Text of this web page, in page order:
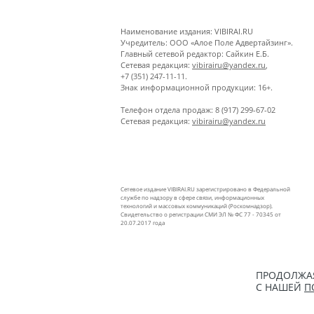
Наименование издания: VIBIRAI.RU
Учредитель: ООО «Алое Поле Адвертайзинг».
Главный сетевой редактор: Сайкин Е.Б.
Сетевая редакция: vibirairu@yandex.ru
+7 (351) 247-11-11.
Знак информационной продукции: 16+.
Телефон отдела продаж: 8 (917) 299-67-02
Сетевая редакция: vibirairu@yandex.ru
Сетевое издание VIBIRAI.RU зарегистрировано в Федеральной
службе по надзору в сфере связи, информационных
технологий и массовых коммуникаций (Роскомнадзор).
Свидетельство о регистрации СМИ ЭЛ № ФС 77 - 70345 от
20.07.2017 года
С НАШЕЙ